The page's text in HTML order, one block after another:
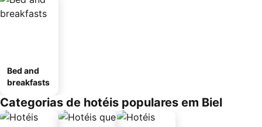
Bed and
breakfasts
Categorias de hotéis populares em Biel